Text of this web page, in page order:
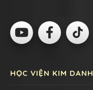
HỌC VIỆN KIM DANH